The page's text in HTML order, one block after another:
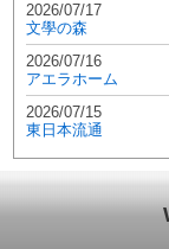
2026/07/17
文學の森
2026/07/16
アエラホーム
2026/07/15
東日本流通